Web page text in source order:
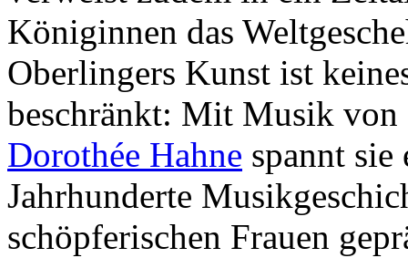
Königinnen das
Oberlingers Kunst ist
beschränkt: Mit Musik
Dorothée Hahne spannt sie
Jahrhunderte
schöpferischen Frauen